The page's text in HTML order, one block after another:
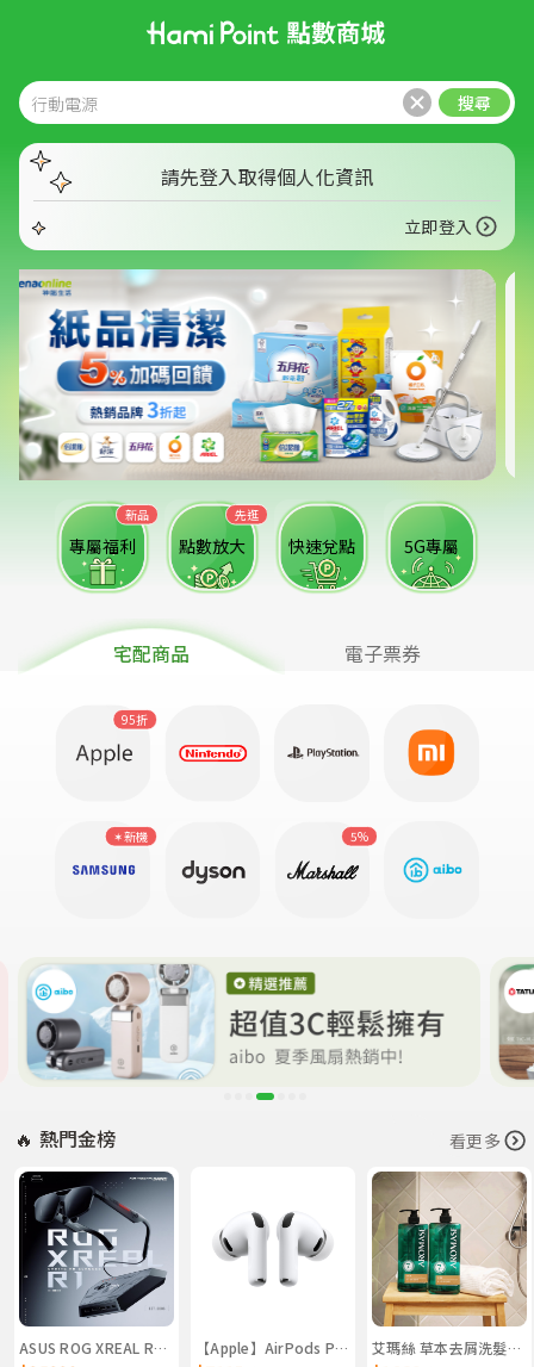
下載APP 使用條款
搜尋
請先登入取得個人化資訊
立即登入
新品
專屬福利
先逛
點數放大 快速兌點 5G專屬
宅配商品 電子票券
95折
✶新機 5%
🔥 熱門金榜 看更多
ASUS ROG XREAL R1 AR眼鏡 黑 【Apple】AirPods Pro (第 3 代) 艾瑪絲 草本去屑洗髮精1000mL雙入組